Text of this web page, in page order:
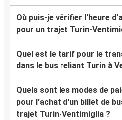
Où puis-je vérifier l'heure
pour un trajet Turin-
Quel est le tarif pour le
dans le bus reliant Turin à
Quels sont les modes de
pour l'achat d'un billet de
trajet Turin-Ventimiglia ?